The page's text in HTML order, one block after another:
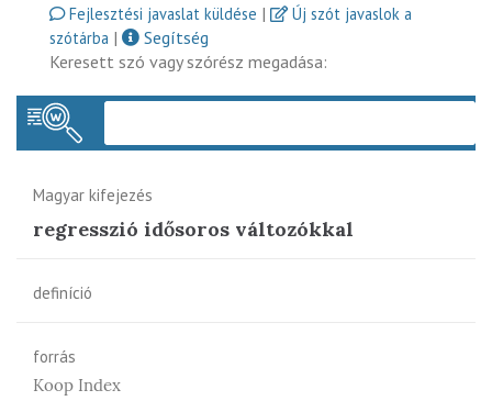
Fejlesztési javaslat küldése |
Új szót javaslok a
szótárba |
Segítség
Keresett szó vagy szórész megadása:
Magyar kifejezés
regresszió idősoros változókkal
definíció
forrás
Koop Index